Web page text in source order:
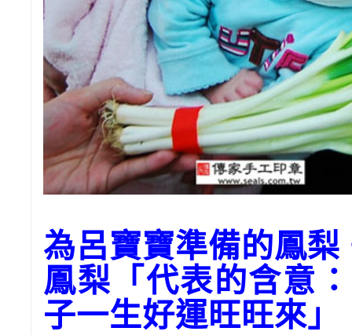
為呂寶寶準備的鳳梨
鳳梨「代表的含意
子一生好運旺旺來」